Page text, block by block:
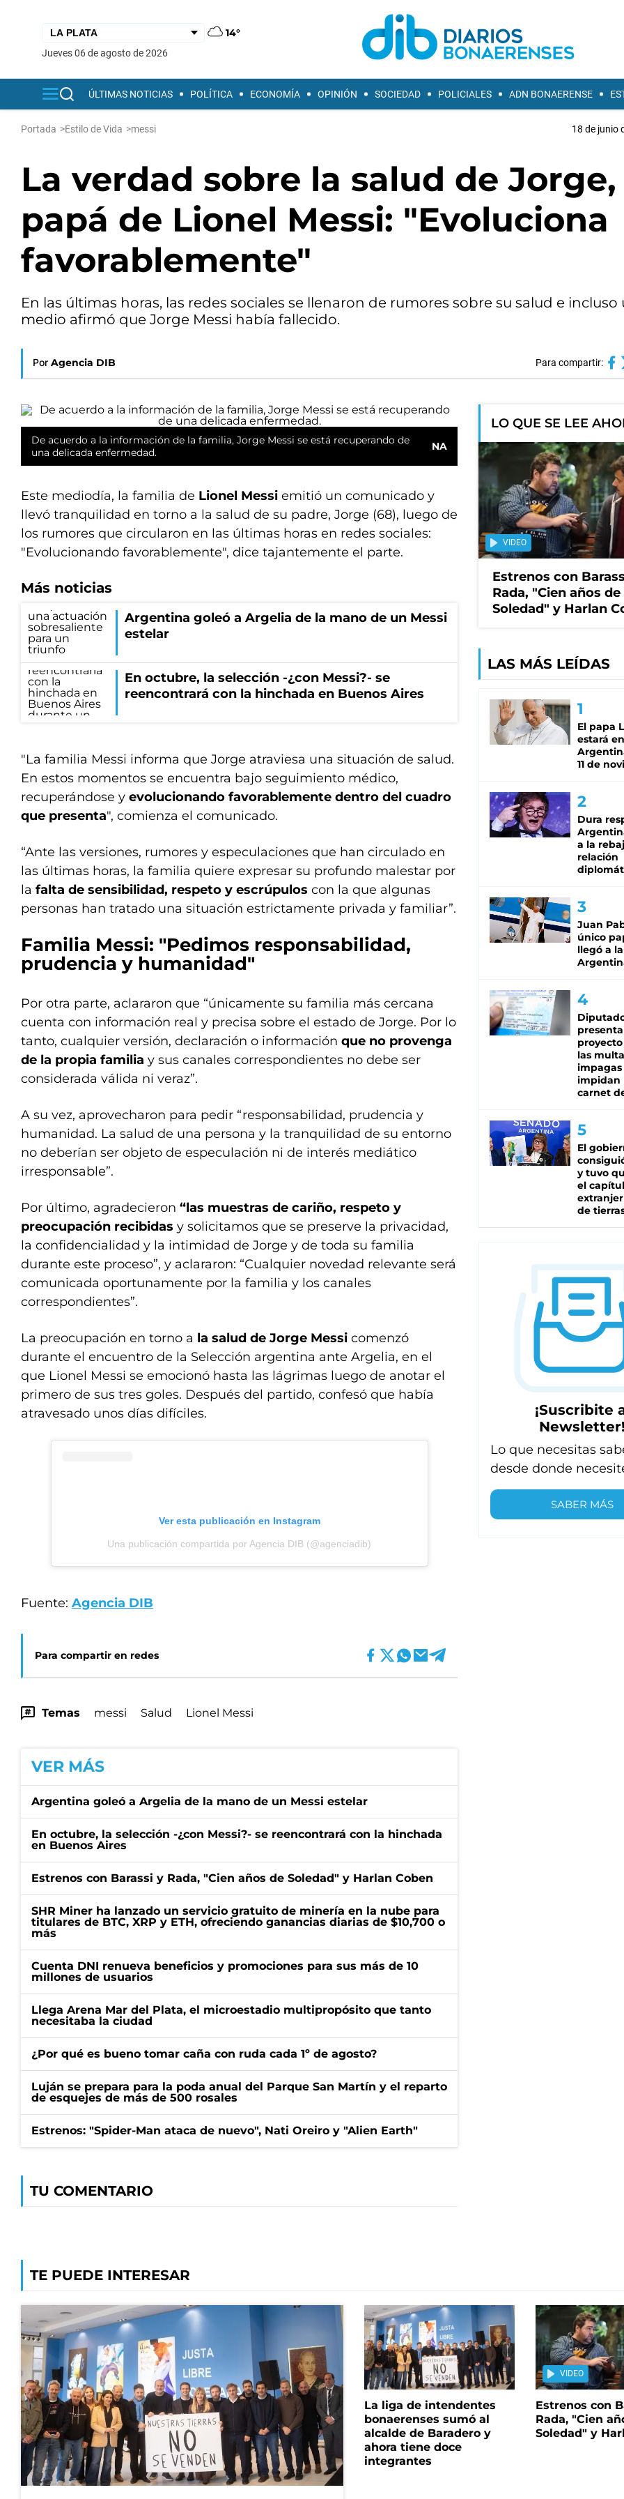
14°
jueves 06 de agosto de 2026
ÚLTIMAS NOTICIAS POLÍTICA ECONOMÍA OPINIÓN SOCIEDAD POLICIALES ADN BONAERENSE
Portada >Estilo de Vida >messi 18 de junio
La verdad sobre la salud de Jorge,
papá de Lionel Messi: "Evoluciona
favorablemente"
En las últimas horas, las redes sociales se llenaron de rumores sobre su salud e incluso
medio afirmó que Jorge Messi había fallecido.
Por Agencia DIB Para compartir:
De acuerdo a la información de la familia, Jorge Messi se está recuperando de
una delicada enfermedad.
NA
Este mediodía, la familia de Lionel Messi emitió un comunicado y
llevó tranquilidad en torno a la salud de su padre, Jorge (68), luego de
los rumores que circularon en las últimas horas en redes sociales:
"Evolucionando favorablemente", dice tajantemente el parte.
Más noticias
Argentina goleó a Argelia de la mano de un Messi
estelar
En octubre, la selección -¿con Messi?- se
reencontrará con la hinchada en Buenos Aires
"La familia Messi informa que Jorge atraviesa una situación de salud.
En estos momentos se encuentra bajo seguimiento médico,
recuperándose y evolucionando favorablemente dentro del cuadro
que presenta", comienza el comunicado.
“Ante las versiones, rumores y especulaciones que han circulado en
las últimas horas, la familia quiere expresar su profundo malestar por
la falta de sensibilidad, respeto y escrúpulos con la que algunas
personas han tratado una situación estrictamente privada y familiar”.
Familia Messi: "Pedimos responsabilidad,
prudencia y humanidad"
Por otra parte, aclararon que “únicamente su familia más cercana
cuenta con información real y precisa sobre el estado de Jorge. Por lo
tanto, cualquier versión, declaración o información que no provenga
de la propia familia y sus canales correspondientes no debe ser
considerada válida ni veraz”.
A su vez, aprovecharon para pedir “responsabilidad, prudencia y
humanidad. La salud de una persona y la tranquilidad de su entorno
no deberían ser objeto de especulación ni de interés mediático
irresponsable”.
Por último, agradecieron “las muestras de cariño, respeto y
preocupación recibidas y solicitamos que se preserve la privacidad,
la confidencialidad y la intimidad de Jorge y de toda su familia
durante este proceso”, y aclararon: “Cualquier novedad relevante será
comunicada oportunamente por la familia y los canales
correspondientes”.
La preocupación en torno a la salud de Jorge Messi comenzó
durante el encuentro de la Selección argentina ante Argelia, en el
que Lionel Messi se emocionó hasta las lágrimas luego de anotar el
primero de sus tres goles. Después del partido, confesó que había
atravesado unos días difíciles.
Ver esta publicación en Instagram
Una publicación compartida por Agencia DIB (@agenciadib)
Fuente: Agencia DIB
Para compartir en redes
Temas messi Salud Lionel Messi
VER MÁS
Argentina goleó a Argelia de la mano de un Messi estelar
En octubre, la selección -¿con Messi?- se reencontrará con la hinchada
en Buenos Aires
Estrenos con Barassi y Rada, "Cien años de Soledad" y Harlan Coben
SHR Miner ha lanzado un servicio gratuito de minería en la nube para
titulares de BTC, XRP y ETH, ofreciendo ganancias diarias de $10,700 o
más
Cuenta DNI renueva beneficios y promociones para sus más de 10
millones de usuarios
Llega Arena Mar del Plata, el microestadio multipropósito que tanto
necesitaba la ciudad
¿Por qué es bueno tomar caña con ruda cada 1º de agosto?
Luján se prepara para la poda anual del Parque San Martín y el reparto
de esquejes de más de 500 rosales
Estrenos: "Spider-Man ataca de nuevo", Nati Oreiro y "Alien Earth"
TU COMENTARIO
LO QUE SE LEE
VIDEO
Estrenos con
Rada, "Cien años de
Soledad" y Harlan
LAS MÁS LEÍDAS
El papa
estará
11 de
Dura
a la
relación
Juan
único
llegó a la
las
impagas
impidan
carnet
El
y tuvo
el
de
¡Suscribite
Newsletter!
Lo que necesitas
desde donde
SABER MÁS
TE PUEDE INTERESAR
La liga de intendentes
bonaerenses sumó al
alcalde de Baradero y
ahora tiene doce
integrantes
VIDEO
Estrenos con
Rada, "Cien
Soledad" y